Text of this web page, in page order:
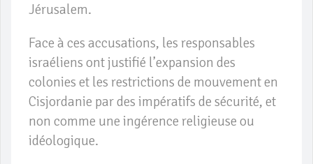
Jérusalem.
Face à ces accusations, les responsables
israéliens ont justifié l’expansion des
colonies et les restrictions de mouvement en
Cisjordanie par des impératifs de sécurité, et
non comme une ingérence religieuse ou
idéologique.